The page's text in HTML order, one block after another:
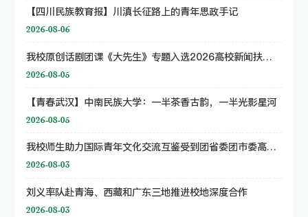
【四川民族教育报】川滇长征路上的青年思政手记
2026-08-06
我校原创话剧团课《大先生》专题入选2026高校新闻扶持计划
2026-08-05
【青春武汉】中南民族大学：一半茶香古韵，一半光影星河
2026-08-05
我校师生助力国际青年文化交流互鉴受到团省委团市委高度评价
2026-08-03
刘义率队赴青海、西藏和广东三地推进校地深度合作
2026-08-03